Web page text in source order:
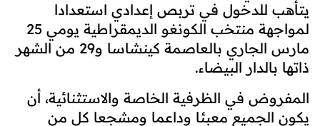
يتأهب للدخول في تربص إعدادي استعدادا
لمواجهة منتخب الكونغو الديمقراطية يومي 25
مارس الجاري بالعاصمة كينشاسا و29 من الشهر
ذاتها بالدار البيضاء.
المفروض في الظرفية الخاصة والاستثنائية، أن
يكون الجميع معبئا وداعما ومشجعا كل من